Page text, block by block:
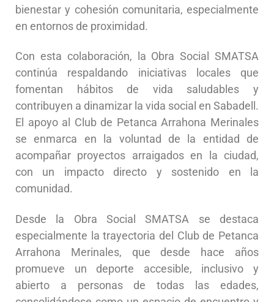
bienestar y cohesión comunitaria, especialmente
en entornos de proximidad.
Con esta colaboración, la Obra Social SMATSA
continúa respaldando iniciativas locales que
fomentan hábitos de vida saludables y
contribuyen a dinamizar la vida social en Sabadell.
El apoyo al Club de Petanca Arrahona Merinales
se enmarca en la voluntad de la entidad de
acompañar proyectos arraigados en la ciudad,
con un impacto directo y sostenido en la
comunidad.
Desde la Obra Social SMATSA se destaca
especialmente la trayectoria del Club de Petanca
Arrahona Merinales, que desde hace años
promueve un deporte accesible, inclusivo y
abierto a personas de todas las edades,